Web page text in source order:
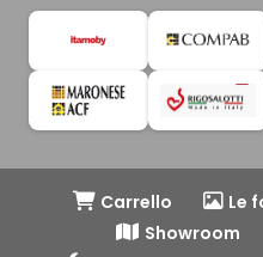
Carrello
Le
Showroom